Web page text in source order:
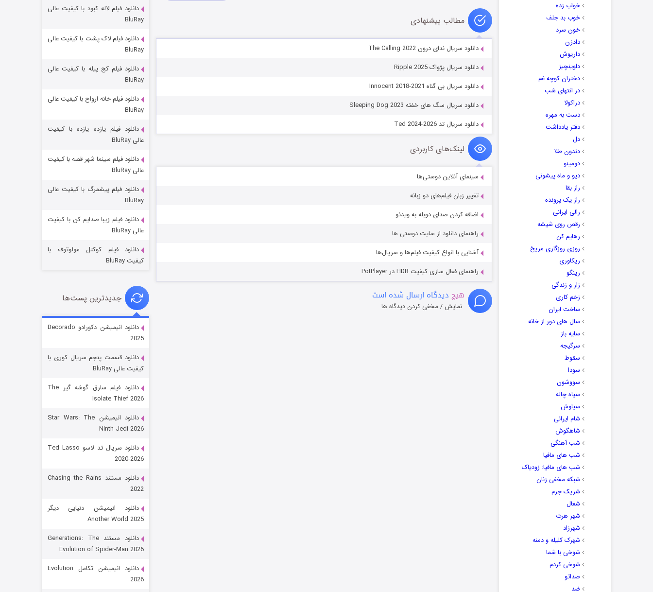
خواب زده
خوب بد جلف
خون سرد
دادزن
داریوش
داوینچیز
دختران کوچه غم
در انتهای شب
دراکولا
دست به مهره
دفتر یادداشت
دل
دندون طلا
دومینو
دیو و ماه پیشونی
راز بقا
راز یک پرونده
رالی ایرانی
رقص روی شیشه
رهایم کن
روزی روزگاری مریخ
ریکاوری
رینگو
زار و زندگی
زخم کاری
ساخت ایران
سال های دور از خانه
سایه باز
سرگیجه
سقوط
سودا
سووشون
سیاه چاله
سیاوش
شام ایرانی
شاهگوش
شب آهنگی
شب های مافیا
شب های مافیا: زودیاک
شبکه مخفی زنان
شریک جرم
شغال
شهر هرت
شهرزاد
شهرک کلیله و دمنه
شوخی با شما
شوخی کردم
صداتو
ضد
مطالب پیشنهادی
دانلود سریال ندای درون The Calling 2022
دانلود سریال پژواک Ripple 2025
دانلود سریال بی‌ گناه Innocent 2018-2021
دانلود سریال سگ های خفته Sleeping Dog 2023
دانلود سریال تد Ted 2024-2026
لینک‌های کاربردی
سینمای آنلاین دوستی‌ها
تغییر زبان فیلم‌های دو زبانه
اضافه کردن صدای دوبله به ویدئو
راهنمای دانلود از سایت دوستی ها
آشنایی با انواع کیفیت فیلم‌ها و سریال‌ها
راهنمای فعال سازی کیفیت HDR در PotPlayer
هیچ دیدگاه ارسال شده است
نمایش / مخفی کردن دیدگاه ها
خاندان اژدها فصل ۳
جادوگری در مغولستان
قسمت ۶ (زیرنویس)
رویایی برای تو
قسمت
دانلود فیلم لاله کبود با کیفیت عالی
BluRay
دانلود فیلم لاک پشت با کیفیت عالی
BluRay
دانلود فیلم کج‌ پیله با کیفیت عالی
BluRay
دانلود فیلم خانه ارواح با کیفیت عالی
BluRay
دانلود فیلم یازده یازده با کیفیت
عالی BluRay
دانلود فیلم سینما شهر قصه با کیفیت
عالی BluRay
دانلود فیلم پیشمرگ با کیفیت عالی
BluRay
دانلود فیلم زیبا صدایم کن با کیفیت
عالی BluRay
دانلود فیلم کوکتل مولوتوف با
کیفیت BluRay
جدیدترین پست‌ها
دانلود انیمیشن دکورادو Decorado
2025
دانلود قسمت پنجم سریال کوری با
کیفیت عالی BluRay
دانلود فیلم سارق گوشه گیر The
Isolate Thief 2026
دانلود انیمیشن Star Wars: The
Ninth Jedi 2026
دانلود سریال تد لاسو Ted Lasso
2020-2026
دانلود مستند Chasing the Rains
2022
دانلود انیمیشن دنیایی دیگر
Another World 2025
دانلود مستند Generations: The
Evolution of Spider-Man 2026
دانلود انیمیشن تکامل Evolution
2026